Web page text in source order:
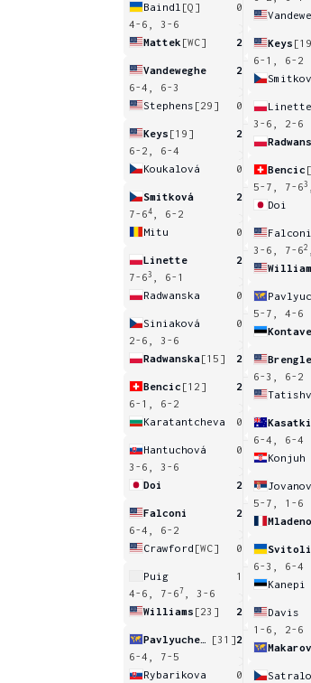
Baindl [Q]
0
4-6, 3-6
Mattek [WC] 2
Vandeweghe
2
6-4, 6-3
Stephens [29] 0
Keys [19]
2
6-2, 6-4
Koukalová
0
Smitková
2
7-64
, 6-2
Mitu
0
Linette
2
7-63
, 6-1
Radwanska
0
Siniaková
0
2-6, 3-6
Radwanska[15] 2
Bencic [12]
2
6-1, 6-2
Karatantcheva
0
Hantuchová
0
3-6, 3-6
Doi
2
Falconi
2
6-4, 6-2
Crawford [WC] 0
Puig
1
4-6, 7-67
, 3-6
Williams [23] 2
[31]2
6-4, 7-5
Rybarikova
0
Keys
6-1, 6-2
Linette
3-6, 2-6
Bencic
5-7, 7-63
Doi
Falconi
3-6, 7-62
5-7, 4-6
Brengle
6-3, 6-2
6-4, 6-4
Konjuh
5-7, 1-6
6-3, 6-4
Kanepi
Davis
1-6, 2-6